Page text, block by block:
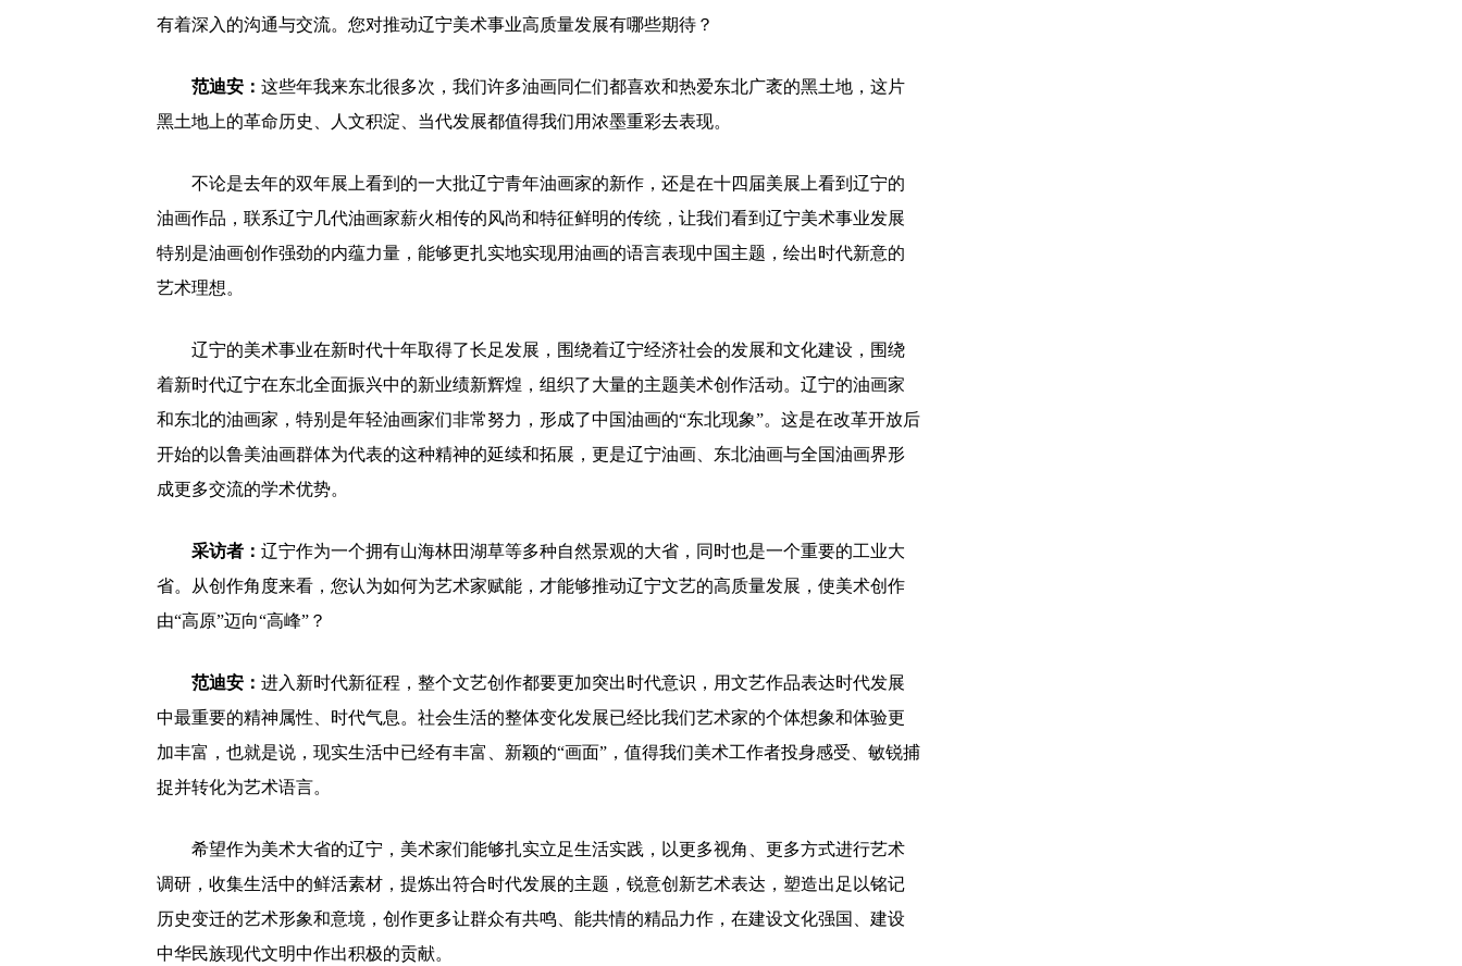
有着深入的沟通与交流。您对推动辽宁美术事业高质量发展有哪些期待？
范迪安： 这些年我来东北很多次，我们许多油画同仁们都喜欢和热爱东北广袤的黑土地，这片
黑土地上的革命历史、人文积淀、当代发展都值得我们用浓墨重彩去表现。
不论是去年的双年展上看到的一大批辽宁青年油画家的新作，还是在十四届美展上看到辽宁的
油画作品，联系辽宁几代油画家薪火相传的风尚和特征鲜明的传统，让我们看到辽宁美术事业发展
特别是油画创作强劲的内蕴力量，能够更扎实地实现用油画的语言表现中国主题，绘出时代新意的
艺术理想。
辽宁的美术事业在新时代十年取得了长足发展，围绕着辽宁经济社会的发展和文化建设，围绕
着新时代辽宁在东北全面振兴中的新业绩新辉煌，组织了大量的主题美术创作活动。辽宁的油画家
和东北的油画家，特别是年轻油画家们非常努力，形成了中国油画的“东北现象”。这是在改革开放后
开始的以鲁美油画群体为代表的这种精神的延续和拓展，更是辽宁油画、东北油画与全国油画界形
成更多交流的学术优势。
采访者： 辽宁作为一个拥有山海林田湖草等多种自然景观的大省，同时也是一个重要的工业大
省。从创作角度来看，您认为如何为艺术家赋能，才能够推动辽宁文艺的高质量发展，使美术创作
由“高原”迈向“高峰”？
范迪安： 进入新时代新征程，整个文艺创作都要更加突出时代意识，用文艺作品表达时代发展
中最重要的精神属性、时代气息。社会生活的整体变化发展已经比我们艺术家的个体想象和体验更
加丰富，也就是说，现实生活中已经有丰富、新颖的“画面”，值得我们美术工作者投身感受、敏锐捕
捉并转化为艺术语言。
希望作为美术大省的辽宁，美术家们能够扎实立足生活实践，以更多视角、更多方式进行艺术
调研，收集生活中的鲜活素材，提炼出符合时代发展的主题，锐意创新艺术表达，塑造出足以铭记
历史变迁的艺术形象和意境，创作更多让群众有共鸣、能共情的精品力作，在建设文化强国、建设
中华民族现代文明中作出积极的贡献。